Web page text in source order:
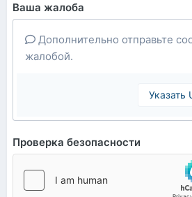
Ваша жалоба
Дополнительно отправьте
жалобой.
Указать
Проверка безопасности